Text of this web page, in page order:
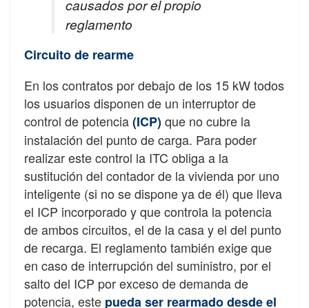
causados por el propio
reglamento
Circuito de rearme
En los contratos por debajo de los 15 kW todos
los usuarios disponen de un interruptor de
control de potencia(ICP)que no cubre la
instalación del punto de carga. Para poder
realizar este control la ITC obliga a la
sustitución del contador de la vivienda por uno
inteligente (si no se dispone ya de él) que lleva
el ICP incorporado y que controla la potencia
de ambos circuitos, el de la casa y el del punto
de recarga. El reglamento también exige que
en caso de interrupción del suministro, por el
salto del ICP por exceso de demanda de
potencia, este pueda ser rearmado desde el